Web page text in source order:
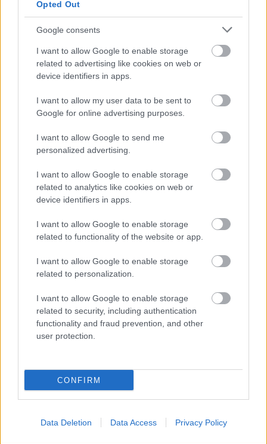
Opted Out
Google consents
I want to allow Google to enable storage
related to advertising like cookies on web or
device identifiers in apps.
I want to allow my user data to be sent to
Google for online advertising purposes.
I want to allow Google to send me
personalized advertising.
I want to allow Google to enable storage
related to analytics like cookies on web or
device identifiers in apps.
I want to allow Google to enable storage
related to functionality of the website or app.
I want to allow Google to enable storage
related to personalization.
I want to allow Google to enable storage
related to security, including authentication
functionality and fraud prevention, and other
user protection.
CONFIRM
Data Deletion Data Access Privacy Policy
Könyvajánló: Markovics Botond:
Hőhullámon (2026)
Könyvajánló: Ferenc K. Zoltán: Pactum
gyémántok
A hozzászóláshoz be kell lépned!